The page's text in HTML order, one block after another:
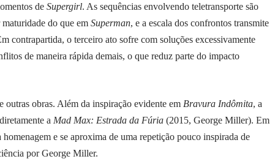
de Supergirl. As sequências envolvendo teletransporte são
do que em Superman, e a escala dos confrontos transmite
contrapartida, o terceiro ato sofre com soluções excessivamente
de maneira rápida demais, o que reduz parte do impacto
outras obras. Além da inspiração evidente em Bravura Indômita, a
a Mad Max: Estrada da Fúria (2015, George Miller). Em
e se aproxima de uma repetição pouco inspirada de
por George Miller.